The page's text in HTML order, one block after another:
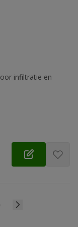
infiltratie en